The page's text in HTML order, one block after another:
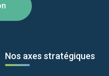
Nos axes stratégiques